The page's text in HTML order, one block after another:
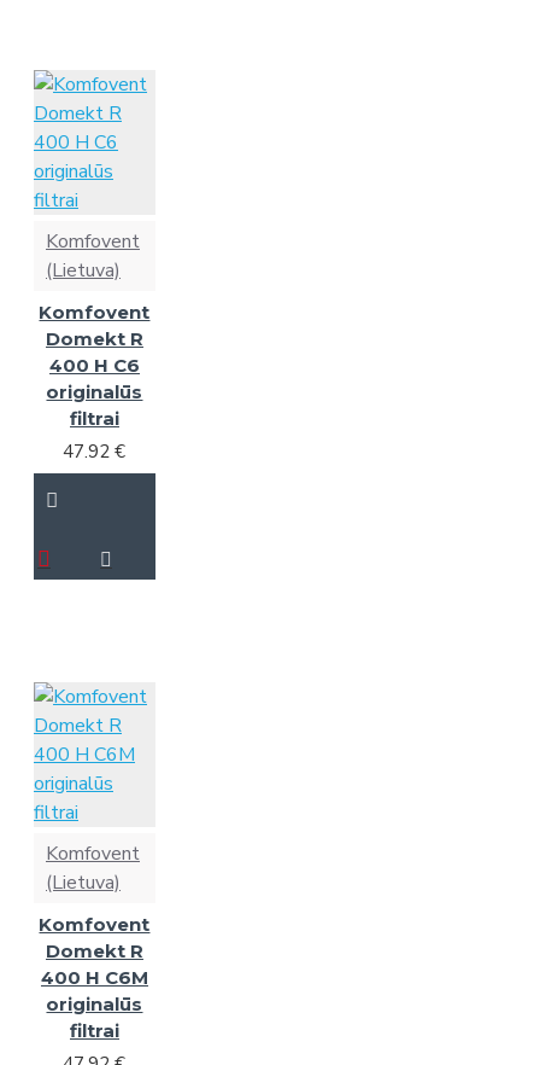
Komfovent
(Lietuva)
Komfovent
Domekt R
400 H C6
originalūs
filtrai
47.92 €
Komfovent
(Lietuva)
Komfovent
Domekt R
400 H C6M
originalūs
filtrai